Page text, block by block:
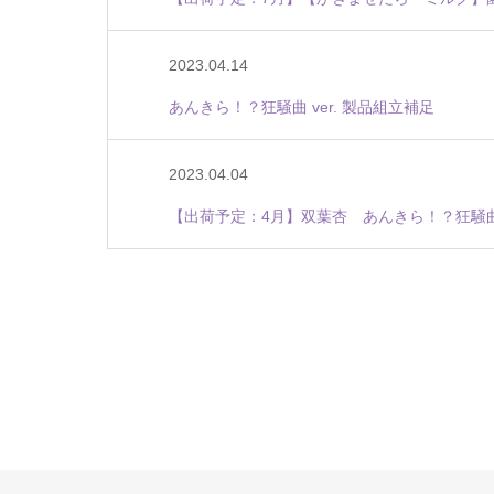
2023.04.14
あんきら！？狂騒曲 ver. 製品組立補足
2023.04.04
【出荷予定：4月】双葉杏 あんきら！？狂騒